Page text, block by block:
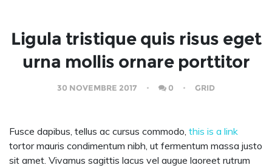
Ligula tristique quis risus eget
urna mollis ornare porttitor
30 NOVEMBRE 2017 0 GRID
Fusce dapibus, tellus ac cursus commodo, this is a link
tortor mauris condimentum nibh, ut fermentum massa justo
sit amet. Vivamus sagittis lacus vel augue laoreet rutrum